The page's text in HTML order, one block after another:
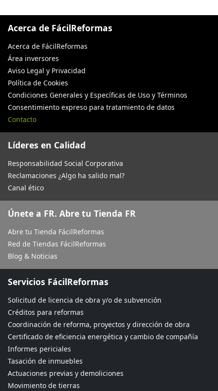
Acerca de FácilReformas
Acerca de FácilReformas
Área inversores
Aviso Legal y Privacidad
Política de Cookies
Condiciones Generales y Específicas de Uso y Términos
Consentimiento expreso para tratamiento de datos
Contacto
Líderes en Calidad
Responsabilidad Social Corporativa
Reclamaciones ¿Algo ha salido mal?
Canal ético
Únete a FR. Abre tu Tienda FR
Abre tu Tienda FácilReformas
Red de Tiendas FácilReformas
Blog & Noticias
Servicios FácilReformas
Solicitud de licencia de obra y/o de subvención
Créditos para reformas
Coordinación de reforma, proyectos y dirección de obra
Certificado de eficiencia energética y cambio de compañía
Informes periciales
Tasación de inmuebles
Actuaciones previas y demoliciones
Movimiento de tierras